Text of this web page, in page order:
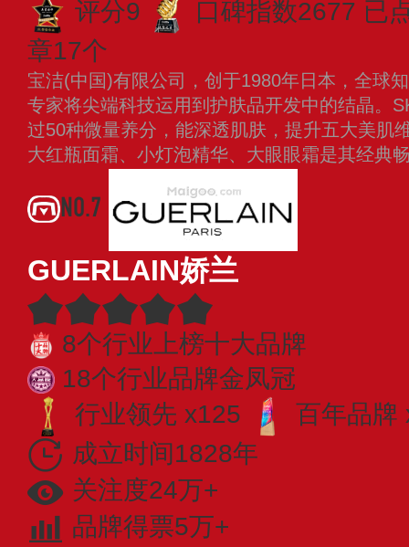
评分9
口碑指数2677 已
章17个
宝洁(中国)有限公司，创于1980年日本，全球
专家将尖端科技运用到护肤品开发中的结晶。
过50种微量养分，能深透肌肤，提升五大美肌
大红瓶面霜、小灯泡精华、大眼眼霜是其经典
NO.7
GUERLAIN娇兰
8个行业上榜十大品牌
18个行业品牌金凤冠
行业领先 x125
百年品牌
成立时间1828年
关注度24万+
品牌得票5万+